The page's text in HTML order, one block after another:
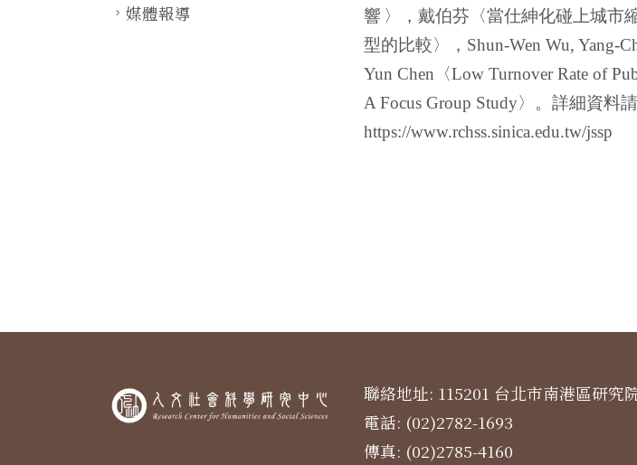
媒體報導
響 〉，戴伯芬〈當仕紳化碰上城市
型的比較〉， Shun-Wen Wu, Yang-
Yun Chen 〈Low Turnover Rate of
A Focus Group Study〉。詳細資料
https://www.rchss.sinica.edu.tw/jssp
聯絡地址: 115201 台北市南港區研究
電話: (02)2782-1693
傳真: (02)2785-4160